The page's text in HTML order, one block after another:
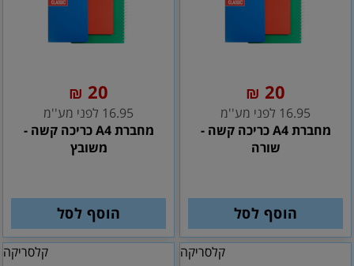
20
₪
16.95 לפני מע''מ
מחברת A4 כריכה קשה -
שורה
הוסף לסל
20
₪
16.95 לפני מע''מ
מחברת A4 כריכה קשה -
משובץ
הוסף לסל
קלסריקה קלסריקה